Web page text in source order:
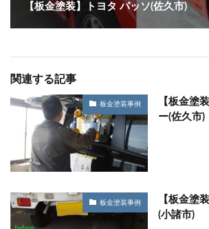
【板金塗装】トヨタ パッソ(佐久市)
関連する記事
板金塗装事例
【板金塗
ー(佐久市)
板金塗装事例
【板金塗
(小諸市)